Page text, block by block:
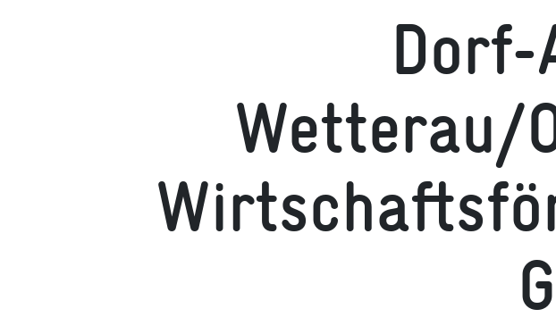
Dorf-
Wetterau/